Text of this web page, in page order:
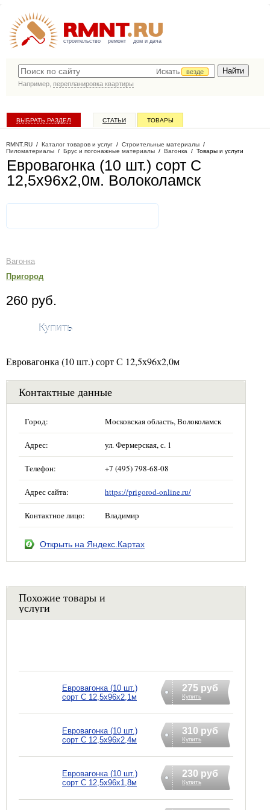
строительство ремонт дом и дача
Искать
везде
Например, перепланировка квартиры
ВЫБРАТЬ РАЗДЕЛ СТАТЬИ ТОВАРЫ
RMNT.RU / Каталог товаров и услуг / Строительные материалы /
Пиломатериалы / Брус и погонажные материалы / Вагонка / Товары и услуги
Евровагонка (10 шт.) сорт С
12,5х96х2,0м. Волоколамск
Вагонка
Пригород
260 руб.
Купить
Евровагонка (10 шт.) сорт С 12,5х96х2,0м
Контактные данные
Город: Московская область, Волоколамск
Адрес: ул. Фермерская, с. 1
Телефон: +7 (495) 798-68-08
Адрес сайта: https://prigorod-online.ru/
Контактное лицо: Владимир
Открыть на Яндекс.Картах
Похожие товары и
услуги
Евровагонка (10 шт.)
сорт С 12,5х96х2,1м
275 руб
Купить
Евровагонка (10 шт.)
сорт С 12,5х96х2,4м
310 руб
Купить
Евровагонка (10 шт.)
сорт С 12,5х96х1,8м
230 руб
Купить